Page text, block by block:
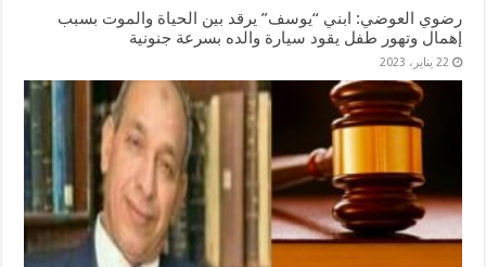
رضوي العوضي: ابني “يوسف” يرقد بين الحياة والموت بسبب
إهمال وتهور طفل يقود سيارة والده بسرعة جنونية
22 يناير، 2023